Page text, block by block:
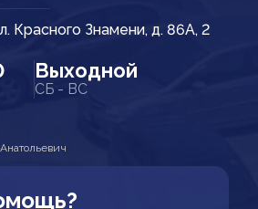
Красного Знамени, д. 86А, 2
Выходной
СБ - ВС